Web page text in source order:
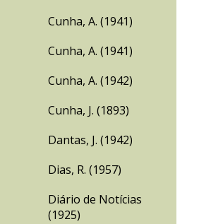
Cunha, A. (1941)
Cunha, A. (1941)
Cunha, A. (1942)
Cunha, J. (1893)
Dantas, J. (1942)
Dias, R. (1957)
Diário de Notícias
(1925)